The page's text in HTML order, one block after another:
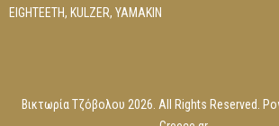
EIGHTEETH, KULZER, YAMAKIN
Βικτωρία Τζόβολου 2026. All Rights Reserved.